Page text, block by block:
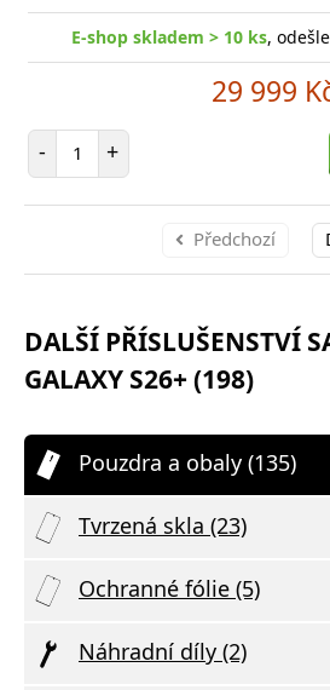
E-shop skladem > 10 ks,
29 999
- Počet položek
+
Předchozí
DALŠÍ PŘÍSLUŠENSTVÍ
GALAXY S26+ (198)
Pouzdra a obaly (135)
Tvrzená skla (23)
Ochranné fólie (5)
Náhradní díly (2)